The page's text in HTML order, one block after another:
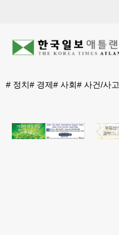
# 정치# 경제# 사회# 사건/사고